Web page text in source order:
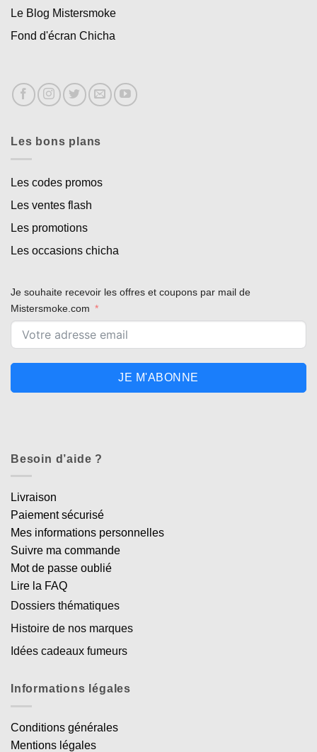
Le Blog Mistersmoke
Fond d'écran Chicha
Les bons plans
Les codes promos
Les ventes flash
Les promotions
Les occasions chicha
Je souhaite recevoir les offres et coupons par mail de
Mistersmoke.com
JE M'ABONNE
Besoin d’aide ?
Livraison
Paiement sécurisé
Mes informations personnelles
Suivre ma commande
Mot de passe oublié
Lire la FAQ
Dossiers thématiques
Histoire de nos marques
Idées cadeaux fumeurs
Informations légales
Conditions générales
Mentions légales